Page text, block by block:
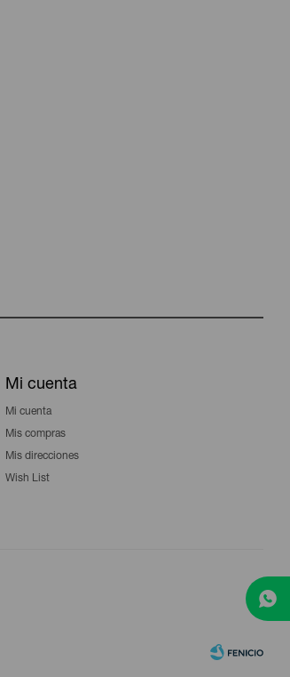
Mi cuenta
Mi cuenta
Mis compras
Mis direcciones
Wish List